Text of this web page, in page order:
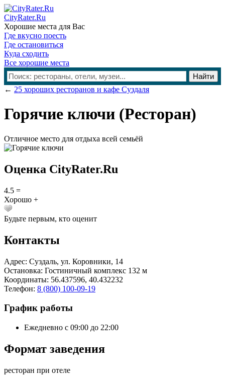
CityRater.Ru
Хорошие места для Вас
Где вкусно поесть
Где остановиться
Куда сходить
Все хорошие места
← 25 хороших ресторанов и кафе Суздаля
Горячие ключи (Ресторан)
Отличное место для отдыха всей семьёй
Оценка CityRater.Ru
4.5 =
Хорошо +
Будьте первым, кто оценит
Контакты
Адрес: Суздаль, ул. Коровники, 14
Остановка: Гостиничный комплекс 132 м
Координаты: 56.437596, 40.432232
Телефон: 8 (800) 100-09-19
График работы
Ежедневно с 09:00 до 22:00
Формат заведения
ресторан при отеле